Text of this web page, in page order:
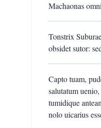
Machaonas
Tonstrix
obsidet sutor:
Capto tuam,
salutatum
tumidique
nolo uicarius